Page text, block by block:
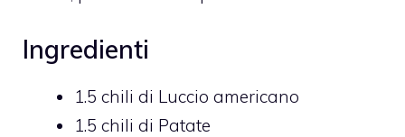
Ingredienti
1.5 chili di Luccio americano
1.5 chili di Patate